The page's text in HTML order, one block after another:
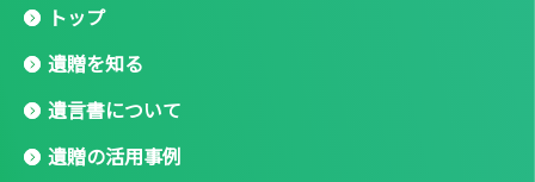
トップ
遺贈を知る
遺言書について
遺贈の活用事例